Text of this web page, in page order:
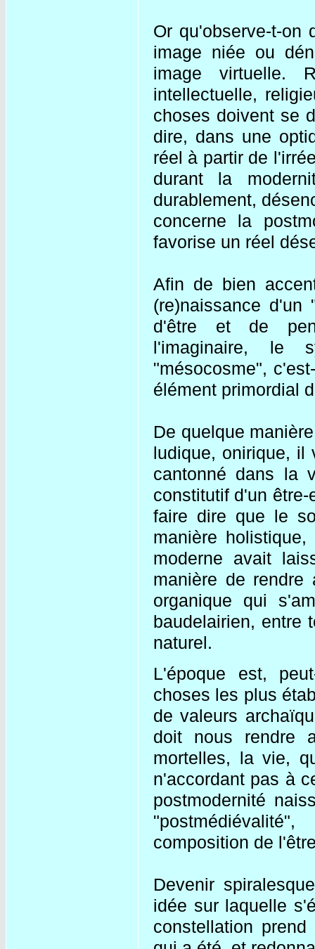
Or qu'observe-t-
image niée ou
image virtuelle.
intellectuelle,
choses doivent se
dire, dans une
réel à partir de
durant la
durablement,
concerne la
favorise un réel
Afin de bien
(re)naissance d'un
d'être et de
l'imaginaire, le
"mésocosme",
élément primordial
De quelque
ludique, onirique, il
cantonné dans la
constitutif d'un
faire dire que le
manière
moderne avait
manière de
organique qui
baudelairien, entre
naturel.
L'époque est,
choses les plus
de valeurs
doit nous rendre
mortelles, la vie,
n'accordant pas à
postmodernité
composition de
Devenir
idée sur laquelle
constellation